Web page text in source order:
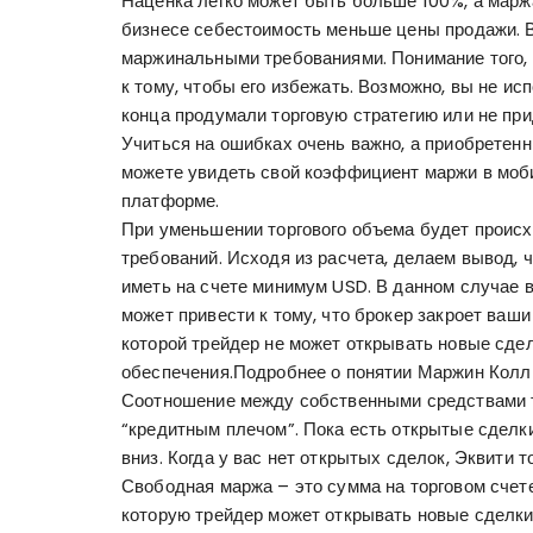
бизнесе себестоимость меньше цены продажи.
маржинальными требованиями. Понимание
к тому, чтобы его избежать. Возможно, вы не
конца продумали торговую стратегию или не
Учиться на ошибках очень важно, а
можете увидеть свой коэффициент маржи в
платформе.
При уменьшении торгового объема будет
требований. Исходя из расчета, делаем
иметь на счете минимум USD. В данном случае
может привести к тому, что брокер закроет
которой трейдер не может открывать новые
обеспечения.Подробнее о понятии Маржин
Соотношение между собственными
“кредитным плечом”. Пока есть открытые
вниз. Когда у вас нет открытых сделок,
Свободная маржа – это сумма на торговом
которую трейдер может открывать новые